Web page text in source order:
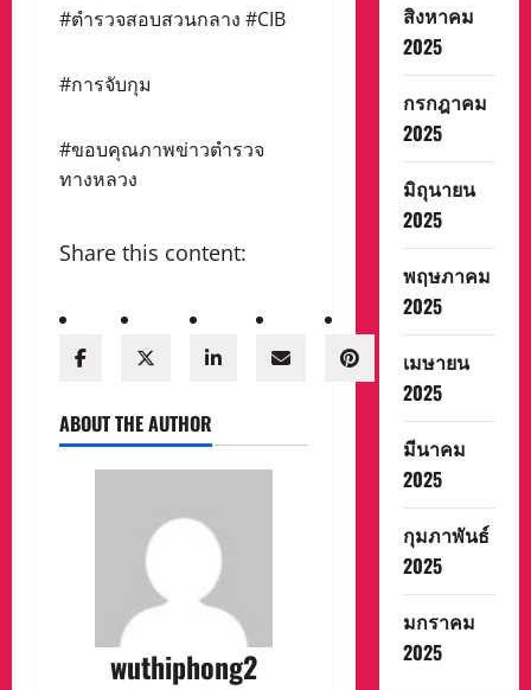
#ตำรวจสอบสวนกลาง #CIB
#การจับกุม
#ขอบคุณภาพข่าวตำรวจ
ทางหลวง
Share this content:
ABOUT THE AUTHOR
wuthiphong2
สิงหาคม
2025
กรกฎาคม
2025
มิถุนายน
2025
พฤษภาคม
2025
เมษายน
2025
มีนาคม
2025
กุมภาพันธ์
2025
มกราคม
2025